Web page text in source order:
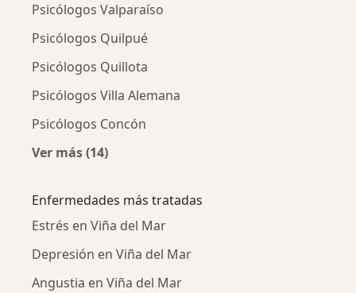
Psicólogos Valparaíso
Psicólogos Quilpué
Psicólogos Quillota
Psicólogos Villa Alemana
Psicólogos Concón
Ver más (14)
Enfermedades más tratadas
Estrés en Viña del Mar
Depresión en Viña del Mar
Angustia en Viña del Mar